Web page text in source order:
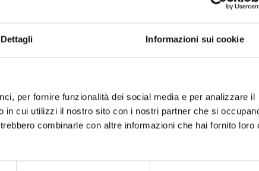
Dettagli Informazioni sui cookie
per fornire funzionalità dei social media e per analizzare il
cui utilizzi il nostro sito con i nostri partner che si
combinarle con altre informazioni che hai fornito loro
23|08|2026
03|08 in poi
24|08|2026e
Disponibile